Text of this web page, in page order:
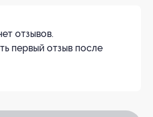
отзывов.
первый отзыв после